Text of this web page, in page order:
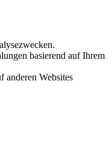
basierend auf Ihrem
anderen Websites